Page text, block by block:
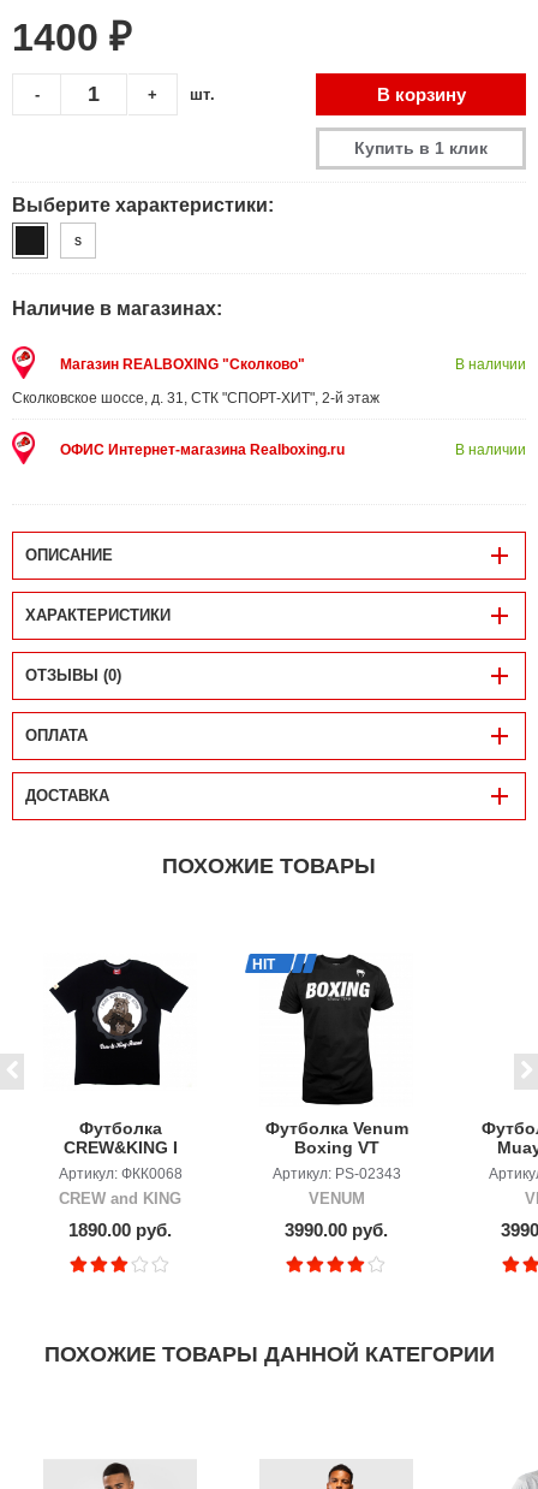
1400 ₽
+
- шт. В корзину
Купить в 1 клик
Выберите характеристики:
S
Наличие в магазинах:
Магазин REALBOXING "Сколково"
Сколковское шоссе, д. 31, СТК "СПОРТ-ХИТ", 2-й этаж
В наличии
ОФИС Интернет-магазина Realboxing.ru В наличии
ОПИСАНИЕ
ХАРАКТЕРИСТИКИ
ОТЗЫВЫ (0)
ОПЛАТА
ДОСТАВКА
ПОХОЖИЕ ТОВАРЫ
Футболка
CREW&KING I
Never Worry 2
Артикул: ФКК0068
CREW and KING
1890.00 руб.
HIT
Футболка Venum
Boxing VT
Black/White
Артикул: PS-02343
VENUM
3990.00 руб.
ПОХОЖИЕ ТОВАРЫ ДАННОЙ КАТЕГОРИИ